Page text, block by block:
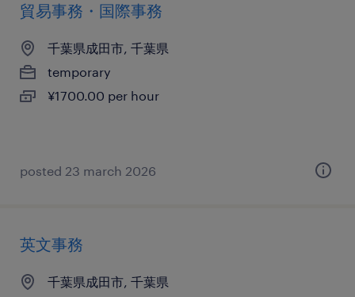
貿易事務・国際事務
千葉県成田市, 千葉県
temporary
¥1700.00 per hour
posted 23 march 2026
英文事務
千葉県成田市, 千葉県